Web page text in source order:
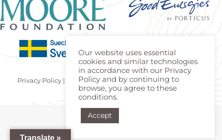
Privacy Policy | Terms of use| Made byEstúdio Teca
Our website uses essential
cookies and similar technologies
in accordance with our Privacy
Policy and by continuing to
browse, you agree to these
conditions.
Accept
Translate »